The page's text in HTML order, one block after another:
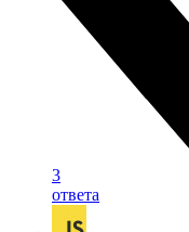
3
ответа